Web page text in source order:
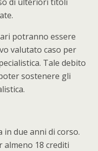
potranno essere
valutato caso per
Tale debito
sostenere gli
in due anni di corso.
almeno 18 crediti